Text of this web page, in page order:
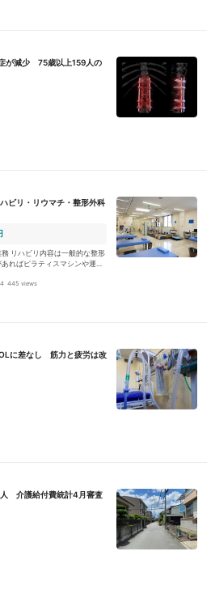
が減少 75歳以上159人の
ビリ・リウマチ・整形外科
形
ればピラティスマシンや運動
休日130日以上と休日が多
ートな時間を作りやすいのも
を向上させたいと考えています。
445 views
に差なし 筋力と疲労は改
人 介護給付費統計4月審査